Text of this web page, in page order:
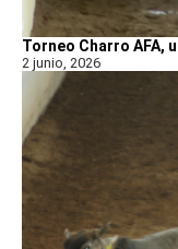
Torneo Charro AFA,
2 junio, 2026